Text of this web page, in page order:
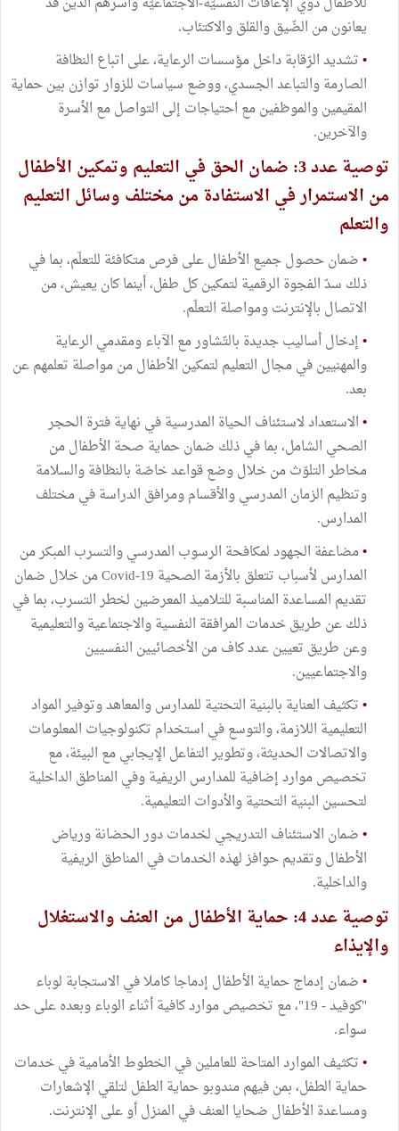
يعانون من الضّيق والقلق والاكتئاب.
•تشديد الرّقابة داخل مؤسسات الرعاية، على اتباع النظافة
الصارمة والتباعد الجسدي، ووضع سياسات للزوار توازن بين حماية
المقيمين والموظفين مع احتياجات إلى التواصل مع الأسرة
والآخرين.
توصية عدد 3: ضمان الحق في التعليم وتمكين الأطفال
من الاستمرار في الاستفادة من مختلف وسائل التعليم
والتعلم
•ضمان حصول جميع الأطفال على فرص متكافئة للتعلّم، بما في
ذلك سدّ الفجوة الرقمية لتمكين كل طفل، أينما كان يعيش، من
الاتصال بالإنترنت ومواصلة التعلّم.
•إدخال أساليب جديدة بالتّشاور مع الآباء ومقدمي الرعاية
والمهنيين في مجال التعليم لتمكين الأطفال من مواصلة تعلمهم عن
بعد.
•الاستعداد لاستئناف الحياة المدرسية في نهاية فترة الحجر
الصحي الشامل، بما في ذلك ضمان حماية صحة الأطفال من
مخاطر التلوّث من خلال وضع قواعد خاصّة بالنظافة والسلامة
وتنظيم الزمان المدرسي والأقسام ومرافق الدراسة في مختلف
المدارس.
•مضاعفة الجهود لمكافحة الرسوب المدرسي والتسرب المبكر من
المدارس لأسباب تتعلق بالأزمة الصحية Covid-19 من خلال ضمان
تقديم المساعدة المناسبة للتلاميذ المعرضين لخطر التسرب، بما في
ذلك عن طريق خدمات المرافقة النفسية والاجتماعية والتعليمية
وعن طريق تعيين عدد كاف من الأخصائيين النفسيين
والاجتماعيين.
•تكثيف العناية بالبنية التحتية للمدارس والمعاهد وتوفير المواد
التعليمية اللازمة، والتوسع في استخدام تكنولوجيات المعلومات
والاتصالات الحديثة، وتطوير التفاعل الإيجابي مع البيئة، مع
تخصيص موارد إضافية للمدارس الريفية وفي المناطق الداخلية
لتحسين البنية التحتية والأدوات التعليمية.
•ضمان الاستئناف التدريجي لخدمات دور الحضانة ورياض
الأطفال وتقديم حوافز لهذه الخدمات في المناطق الريفية
والداخلية.
توصية عدد 4: حماية الأطفال من العنف والاستغلال
والإيذاء
•ضمان إدماج حماية الأطفال إدماجا كاملا في الاستجابة لوباء
"كوفيد - 19"، مع تخصيص موارد كافية أثناء الوباء وبعده على حد
سواء.
•تكثيف الموارد المتاحة للعاملين في الخطوط الأمامية في خدمات
حماية الطفل، بمن فيهم مندوبو حماية الطفل لتلقي الإشعارات
ومساعدة الأطفال ضحايا العنف في المنزل أو على الإنترنت.